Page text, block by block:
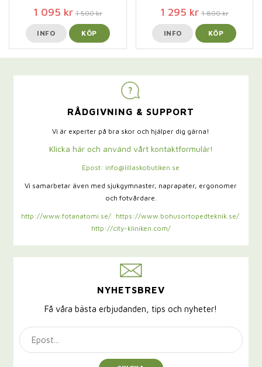
1 095 kr 1 500 kr
INFO KÖP
1 295 kr 1 800 kr
INFO KÖP
RÅDGIVNING & SUPPORT
Vi är experter på bra skor och hjälper dig gärna!
Klicka här och använd vårt kontaktformulär!
Epost: info@lillaskobutiken.se
Vi samarbetar även med sjukgymnaster, naprapater, ergonomer
och fotvårdare.
http://www.fotanatomi.se/
https://www.bohusortopedteknik.se/
http://city-kliniken.com/
NYHETSBREV
Få våra bästa erbjudanden, tips och nyheter!